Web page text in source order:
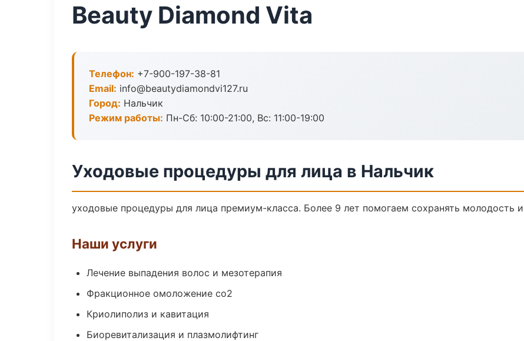
Beauty Diamond Vita
Телефон: +7-900-197-38-81
Email: info@beautydiamondvi127.ru
Город: Нальчик
Режим работы: Пн-Сб: 10:00-21:00, Вс: 11:00-19:00
Уходовые процедуры для лица в Нальчик
уходовые процедуры для лица премиум-класса. Более 9 лет помогаем сохранять молодость и
Наши услуги
Лечение выпадения волос и мезотерапия
Фракционное омоложение co2
Криолиполиз и кавитация
Биоревитализация и плазмолифтинг